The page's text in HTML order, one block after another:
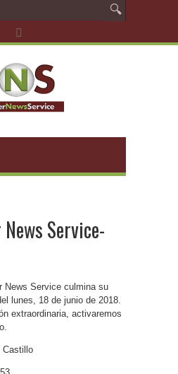
Service-
News Service culmina su
lunes, 18 de junio de 2018.
extraordinaria, activaremos
Castillo